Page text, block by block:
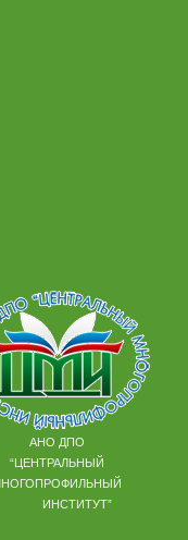
АНО ДПО
“ЦЕНТРАЛЬНЫЙ
ИНСТИТУТ”